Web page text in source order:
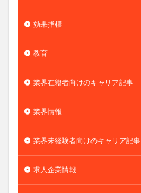
効果指標
教育
業界在籍者向けのキャリア記事
業界情報
業界未経験者向けのキャリア記事
求人企業情報